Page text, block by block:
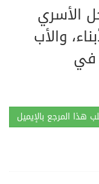
الأسري
والأب
في
هذا المرجع بالإيميل